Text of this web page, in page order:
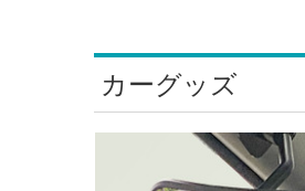
カーグッズ